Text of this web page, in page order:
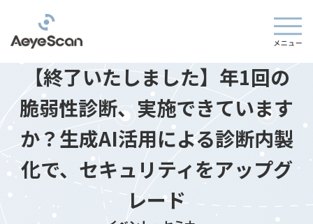
【終了いたしました】年1回の
脆弱性診断、実施できています
か？生成AI活用による診断内製
化で、セキュリティをアップグ
レード